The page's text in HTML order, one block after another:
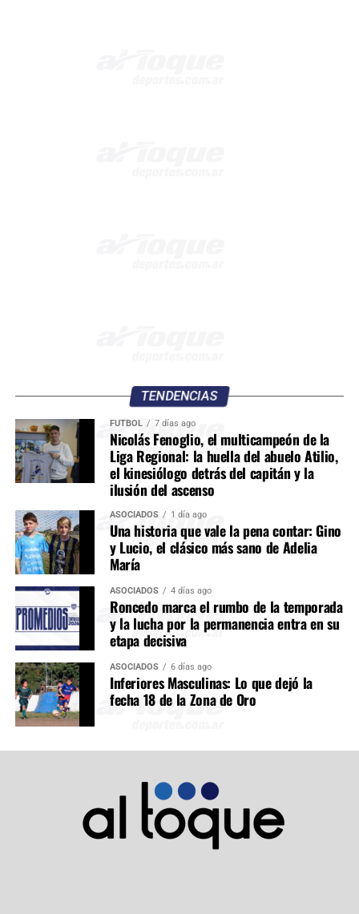
TENDENCIAS
FÚTBOL 7 días ago
Nicolás Fenoglio, el multicampeón de la
Liga Regional: la huella del abuelo Atilio,
el kinesiólogo detrás del capitán y la
ilusión del ascenso
ASOCIADOS 1 día ago
Una historia que vale la pena contar: Gino
y Lucio, el clásico más sano de Adelia
María
ASOCIADOS 4 días ago
Roncedo marca el rumbo de la temporada
y la lucha por la permanencia entra en su
etapa decisiva
ASOCIADOS 6 días ago
Inferiores Masculinas: Lo que dejó la
fecha 18 de la Zona de Oro